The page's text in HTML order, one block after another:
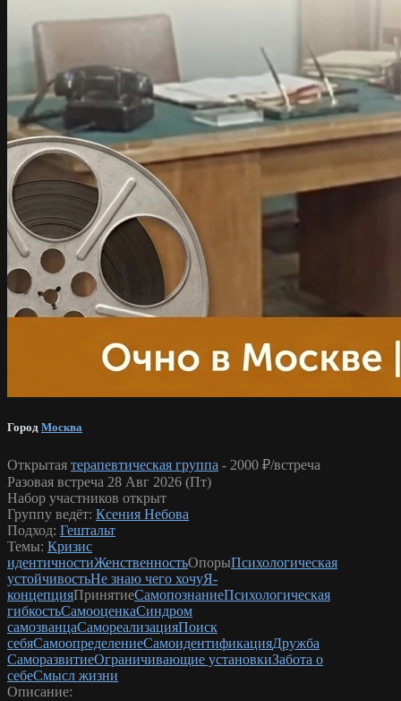
Город Москва
Открытая терапевтическая группа - 2000 ₽/встреча
Разовая встреча 28 Авг 2026 (Пт)
Набор участников открыт
Группу ведёт: Ксения Небова
Подход: Гештальт
Темы: Кризис
идентичностиЖенственностьОпорыПсихологическая
устойчивостьНе знаю чего хочуЯ-
концепцияПринятиеСамопознаниеПсихологическая
гибкостьСамооценкаСиндром
самозванцаСамореализацияПоиск
себяСамоопределениеСамоидентификацияДружба
СаморазвитиеОграничивающие установкиЗабота о
себеСмысл жизни
Описание: